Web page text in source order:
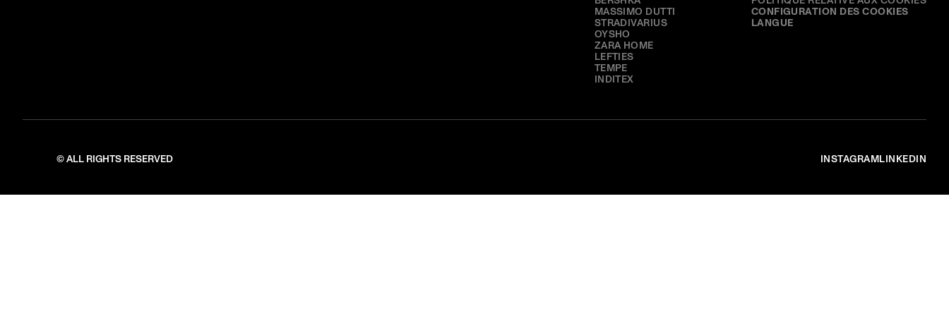
MASSIMO DUTTI
STRADIVARIUS
OYSHO
ZARA HOME
LEFTIES
TEMPE
INDITEX
CONFIGURATION DES COOKIES
LANGUE
© ALL RIGHTS RESERVED INSTAGRAMLINKEDIN